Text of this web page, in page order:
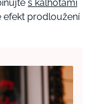
s kalhotami
efekt prodloužení